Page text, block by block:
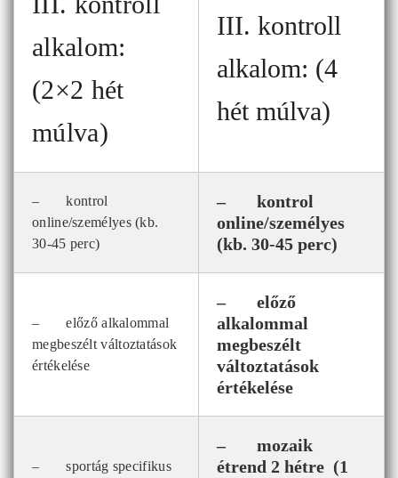
alkalom:
(2×2 hét
múlva)
III. kontroll
alkalom: (4
hét múlva)
– kontrol
online/személyes (kb.
30-45 perc)
– kontrol
online/személyes
(kb. 30-45 perc)
– előző alkalommal
megbeszélt változtatások
értékelése
– előző
alkalommal
megbeszélt
változtatások
értékelése
– sportág specifikus
– mozaik
étrend 2 hétre (1